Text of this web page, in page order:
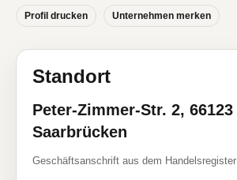
Profil drucken Unternehmen merken
Standort
Peter-Zimmer-Str. 2, 66123
Saarbrücken
Geschäftsanschrift aus dem Handelsregister